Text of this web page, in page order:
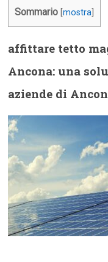
Sommario [mostra
affittare tetto
Ancona: una
aziende di